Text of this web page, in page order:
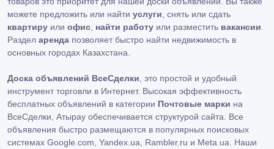
можете предложить или найти услуги , снять или сдать
квартиру или офис найти работу или разместить вакансии
Раздел аренда позволяет быстро найти недвижимость в
основных городах Казахстана.
Доска объявлений ВсеСделки , это простой и удобный
инструмент торговли в Интернет. Высокая эффективность
бесплатных объявлений в категории Почтовые марки на
ВсеСделки, Атырау обеспечивается структурой сайта. Все
объявления быстро размещаются в популярных поисковых
системах Google.com, Yandex.ua, Rambler.ru и Meta.ua. Наши